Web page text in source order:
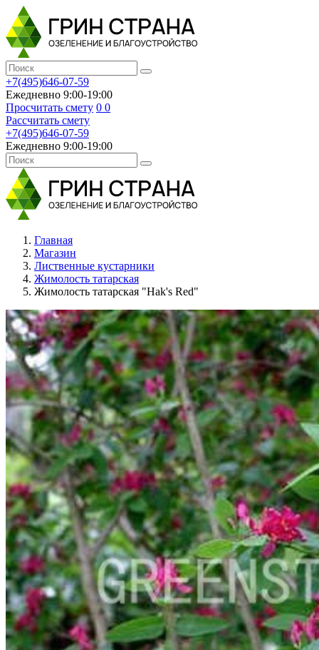
+7(495)646-07-59
Ежедневно 9:00-19:00
Просчитать смету 0 0
Рассчитать смету
+7(495)646-07-59
Ежедневно 9:00-19:00
Главная
Магазин
Лиственные кустарники
Жимолость татарская
Жимолость татарская "Hak's Red"